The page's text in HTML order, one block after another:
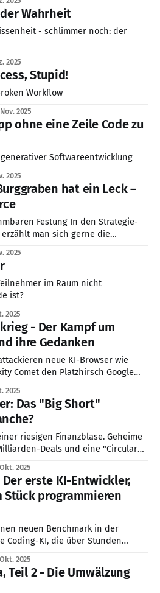
reality, and the FOMO driving
It is no surprise that
Wahrheit
- schlimmer noch: der
2025
Stupid!
Workflow
2025
ohne eine Zeile Code zu
Softwareentwicklung
2025
hat ein Leck –
In den Strategie-
erzählt man sich gerne die
ein Spiel für Giganten mit
Nur eine Handvoll US
mitspielen, der Rest
2025
im Raum nicht
ist?
2025
- Der Kampf um
ihre Gedanken
neue KI-Browser wie
Comet den Platzhirsch Google
unsere digitale Aufmerksamkeit
unser Denken wird zur
2025
Das "Big Short"
riesigen Finanzblase. Geheime
Deals und eine "Circular
künstlich steigen. Ein Crash
und weitreichende
2025
Der erste KI-Entwickler,
Stück programmieren
neuen Benchmark in der
Coding-KI, die über Stunden
und testen. Das
vom Werk­zeug zum digitalen
und ganze Prozesse neu denkt.
2025
Teil 2 - Die Umwälzung